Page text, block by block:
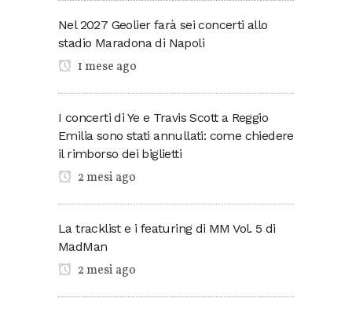
Nel 2027 Geolier farà sei concerti allo
stadio Maradona di Napoli
1 mese ago
I concerti di Ye e Travis Scott a Reggio
Emilia sono stati annullati: come chiedere
il rimborso dei biglietti
2 mesi ago
La tracklist e i featuring di MM Vol. 5 di
MadMan
2 mesi ago